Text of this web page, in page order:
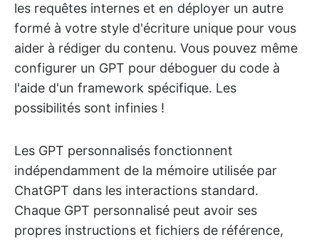
les requêtes internes et en déployer un autre
formé à votre style d'écriture unique pour vous
aider à rédiger du contenu. Vous pouvez même
configurer un GPT pour déboguer du code à
l'aide d'un framework spécifique. Les
possibilités sont infinies !
Les GPT personnalisés fonctionnent
indépendamment de la mémoire utilisée par
ChatGPT dans les interactions standard.
Chaque GPT personnalisé peut avoir ses
propres instructions et fichiers de référence,